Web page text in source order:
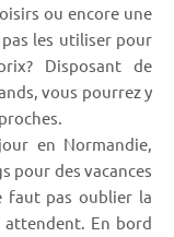
ou encore une
les utiliser pour
Disposant de
vous pourrez y
en Normandie,
pour des vacances
faut pas oublier la
attendent. En bord